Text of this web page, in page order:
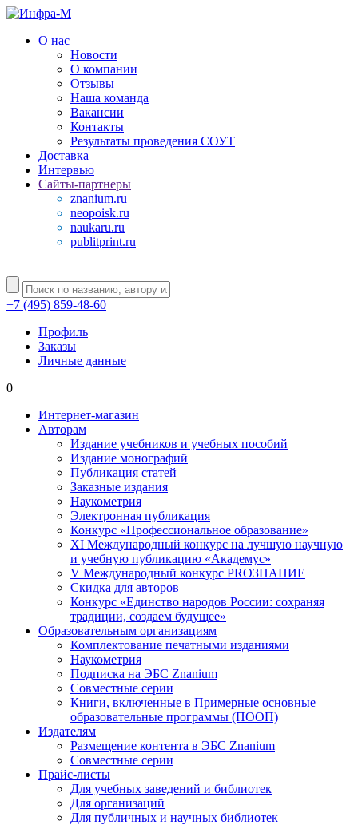
О нас
Новости
О компании
Отзывы
Наша команда
Вакансии
Контакты
Результаты проведения СОУТ
Доставка
Интервью
Сайты-партнеры
znanium.ru
neopoisk.ru
naukaru.ru
publitprint.ru
+7 (495) 859-48-60
Профиль
Заказы
Личные данные
0
Интернет-магазин
Авторам
Издание учебников и учебных пособий
Издание монографий
Публикация статей
Заказные издания
Наукометрия
Электронная публикация
Конкурс «Профессиональное образование»
XI Международный конкурс на лучшую научную
и учебную публикацию «Академус»
V Международный конкурс PROЗНАНИЕ
Скидка для авторов
Конкурс «Единство народов России: сохраняя
традиции, создаем будущее»
Образовательным организациям
Комплектование печатными изданиями
Наукометрия
Подписка на ЭБС Znanium
Совместные серии
Книги, включенные в Примерные основные
образовательные программы (ПООП)
Издателям
Размещение контента в ЭБС Znanium
Совместные серии
Прайс-листы
Для учебных заведений и библиотек
Для организаций
Для публичных и научных библиотек